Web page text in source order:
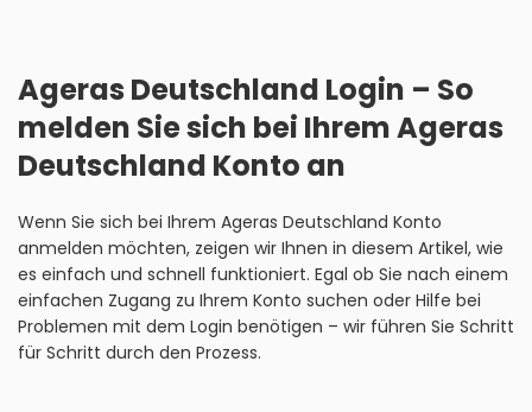
Ageras Deutschland Login – So
melden Sie sich bei Ihrem Ageras
Deutschland Konto an
Wenn Sie sich bei Ihrem Ageras Deutschland Konto
anmelden möchten, zeigen wir Ihnen in diesem Artikel, wie
es einfach und schnell funktioniert. Egal ob Sie nach einem
einfachen Zugang zu Ihrem Konto suchen oder Hilfe bei
Problemen mit dem Login benötigen – wir führen Sie Schritt
für Schritt durch den Prozess.